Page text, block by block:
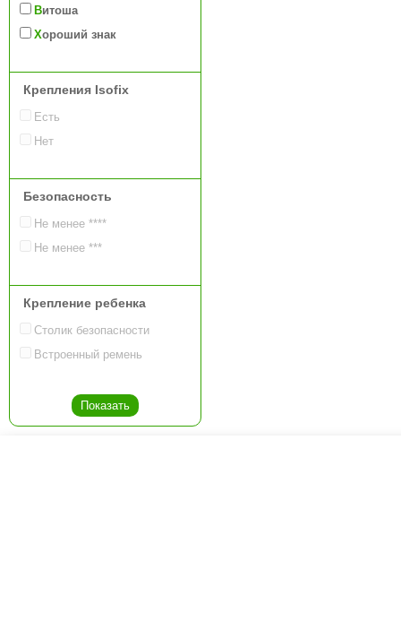
Витоша
Хороший знак
Крепления Isofix
Есть
Нет
Безопасность
Не менее ****
Не менее ***
Крепление ребенка
Столик безопасности
Встроенный ремень